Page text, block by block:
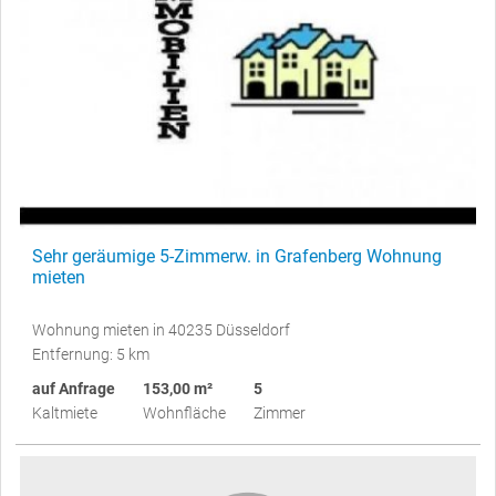
Sehr geräumige 5-Zimmerw. in Grafenberg Wohnung
mieten
Wohnung mieten in 40235 Düsseldorf
Entfernung: 5 km
auf Anfrage
Kaltmiete
153,00 m²
Wohnfläche
5
Zimmer